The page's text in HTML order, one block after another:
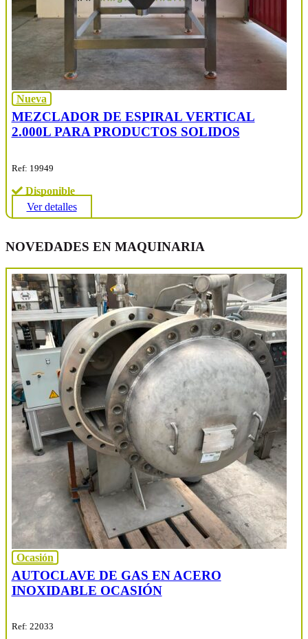
Nueva
MEZCLADOR DE ESPIRAL VERTICAL
2.000L PARA PRODUCTOS SOLIDOS
Ref: 19949
Disponible
Ver detalles
NOVEDADES EN MAQUINARIA
Ocasión
AUTOCLAVE DE GAS EN ACERO
INOXIDABLE OCASIÓN
Ref: 22033